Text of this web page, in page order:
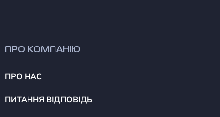
ПРО КОМПАНІЮ
ПРО НАС
ПИТАННЯ ВІДПОВІДЬ